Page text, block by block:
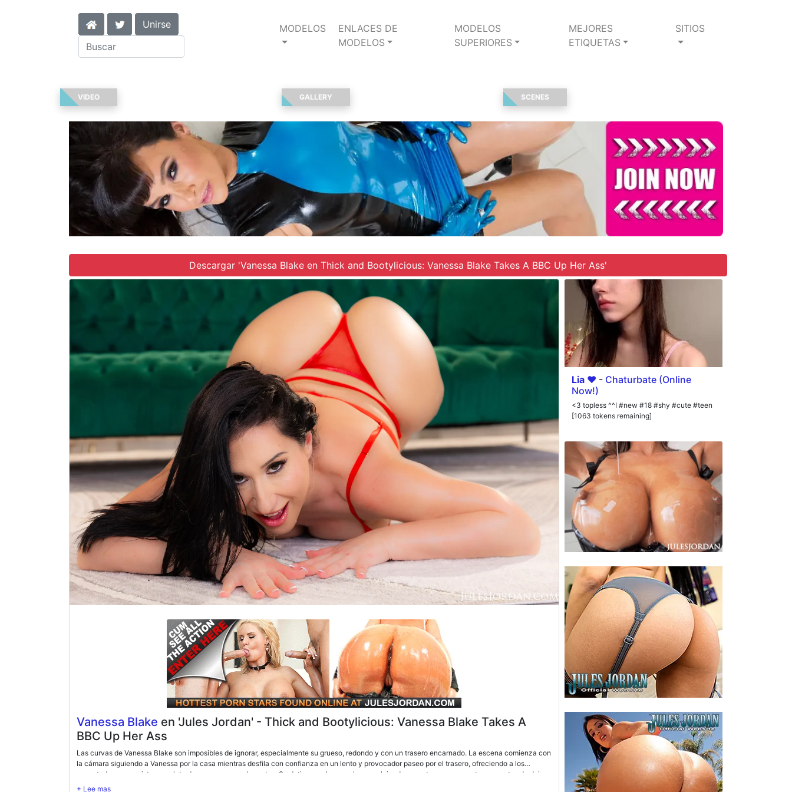
Unirse MODELOS
ENLACES DE
MODELOS
MODELOS
SUPERIORES
MEJORES
ETIQUETAS
SITIOS
VIDEO GALLERY SCENES
Descargar 'Vanessa Blake en Thick and Bootylicious: Vanessa Blake Takes A BBC Up Her Ass'
Vanessa Blake en 'Jules Jordan' - Thick and Bootylicious: Vanessa Blake Takes A
BBC Up Her Ass
Las curvas de Vanessa Blake son imposibles de ignorar, especialmente su grueso, redondo y con un trasero encarnado. La escena comienza con
la cámara siguiendo a Vanessa por la casa mientras desfila con confianza en un lento y provocador paseo por el trasero, ofreciendo a los
espectadores una vista completa de sus curvas exuberantes. Se detiene en las escaleras, volviendo a mostrar su enorme trasero antes de dejar
que sus manos recorran su cuerpo. Sintiendo cómo el calor aumentaba, Vanessa empieza a darse placer, mostrando su insaciable apetito por la
Lia ❤ - Chaturbate (Online
Now!)
<3 topless ^^I #new #18 #shy #cute #teen
[1063 tokens remaining]